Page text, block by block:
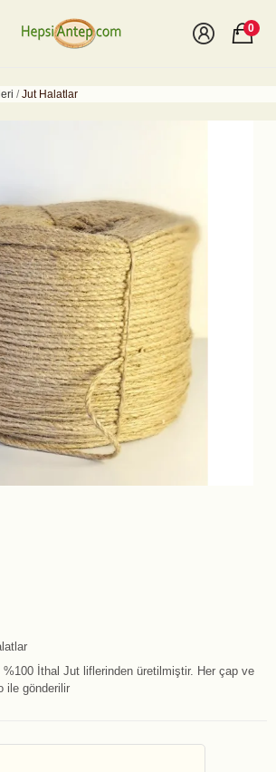
0
Jut Halatlar
%100 İthal Jut liflerinden üretilmiştir. Her çap ve
ile gönderilir